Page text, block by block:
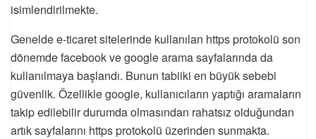
isimlendirilmekte.
Genelde e-ticaret sitelerinde kullanılan https protokolü son
dönemde facebook ve google arama sayfalarında da
kullanılmaya başlandı. Bunun tabiiki en büyük sebebi
güvenlik. Özellikle google, kullanıcıların yaptığı aramaların
takip edilebilir durumda olmasından rahatsız olduğundan
artık sayfalarını https protokolü üzerinden sunmakta.